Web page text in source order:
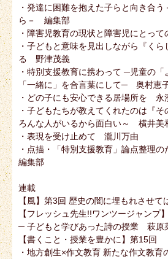
・発達に困難を抱えた子らと向き合
ら－ 編集部
・障害児教育の現状と障害児にとっ
・子どもと意味を見出しながら『くら
る 野津茂義
・特別支援教育に携わって ─児童の「
「一緒に」を合言葉にして─ 奥村恵
・どの子にも安心できる居場所を 永
・子どもたちが教えてくれたのは『
ろんな人がいるから面白い～ 横井美
・表現を受け止めて 瀧川万由
・点描・「特別支援教育」論点整理
編集部
連載
【風】第3回 歴史の闇に埋もれさせ
【フレッシュ先生!!ワンツージャンプ
─ 子どもと学びあった詩の授業 萩原
【書くこと・授業を豊かに】第15回
・地方創生×作文教育 新たな作文教